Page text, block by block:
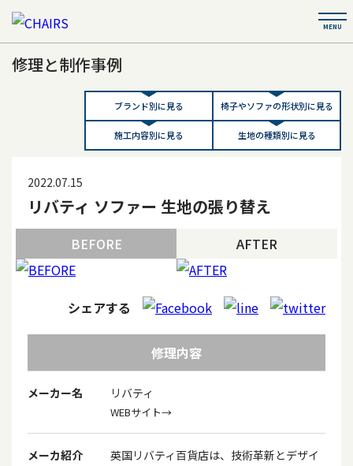
修理と制作事例
ブランド別に見る 椅子やソファの形状別に見る
施工内容別に見る 生地の種類別に見る
2022.07.15
リバティ ソファー 生地の張り替え
BEFORE AFTER
シェアする
修理内容
メーカー名 リバティ
WEBサイト→
メーカ紹介
英国リバティ百貨店は、技術革新とデザイ